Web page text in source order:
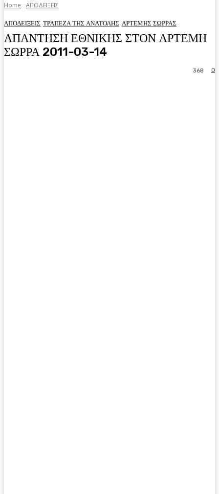
Home ΑΠΟΔΕΙΞΕΙΣ
ΑΠΟΔΕΙΞΕΙΣ ΤΡΑΠΕΖΑ ΤΗΣ ΑΝΑΤΟΛΗΣ ΑΡΤΕΜΗΣ ΣΩΡΡΑΣ
ΑΠΑΝΤΗΣΗ ΕΘΝΙΚΗΣ ΣΤΟΝ ΑΡΤΕΜΗ
ΣΩΡΡΑ 2011-03-14
0
368